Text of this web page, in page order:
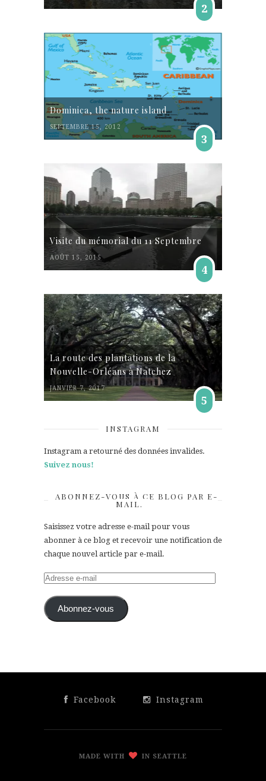
2
Dominica, the nature island
SEPTEMBRE 15, 2012
3
Visite du mémorial du 11 Septembre
AOÛT 15, 2015
4
La route des plantations de la
Nouvelle-Orléans à Natchez
JANVIER 7, 2017
5
INSTAGRAM
Instagram a retourné des données invalides.
Suivez nous!
ABONNEZ-VOUS À CE BLOG PAR E-
MAIL.
Saisissez votre adresse e-mail pour vous
abonner à ce blog et recevoir une notification de
chaque nouvel article par e-mail.
Adresse
mail Abonnez-vous
Facebook Instagram
MADE WITH IN SEATTLE